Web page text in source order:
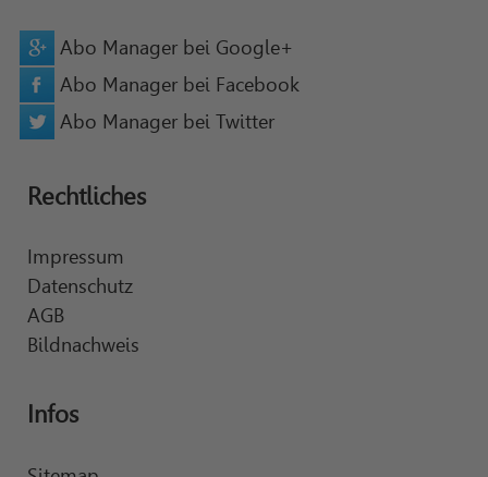
Abo Manager bei Google+
Abo Manager bei Facebook
Abo Manager bei Twitter
Rechtliches
Impressum
Datenschutz
AGB
Bildnachweis
Infos